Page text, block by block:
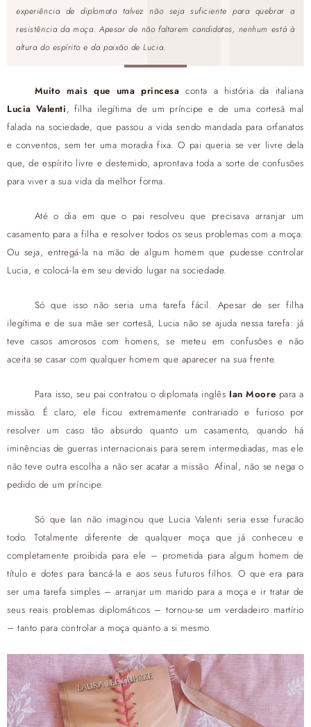
experiência de diplomata talvez não seja suficiente para quebrar a
resistência da moça. Apesar de não faltarem candidatos, nenhum está à
altura do espírito e da paixão de Lucia.
Muito mais que uma princesa conta a história da italiana
Lucia Valenti, filha ilegítima de um príncipe e de uma cortesã mal
falada na sociedade, que passou a vida sendo mandada para orfanatos
e conventos, sem ter uma moradia fixa. O pai queria se ver livre dela
que, de espírito livre e destemido, aprontava toda a sorte de confusões
para viver a sua vida da melhor forma.
Até o dia em que o pai resolveu que precisava arranjar um
casamento para a filha e resolver todos os seus problemas com a moça.
Ou seja, entregá-la na mão de algum homem que pudesse controlar
Lucia, e colocá-la em seu devido lugar na sociedade.
Só que isso não seria uma tarefa fácil. Apesar de ser filha
ilegítima e de sua mãe ser cortesã, Lucia não se ajuda nessa tarefa: já
teve casos amorosos com homens, se meteu em confusões e não
aceita se casar com qualquer homem que aparecer na sua frente.
Para isso, seu pai contratou o diplomata inglês Ian Moore para a
missão. É claro, ele ficou extremamente contrariado e furioso por
resolver um caso tão absurdo quanto um casamento, quando há
iminências de guerras internacionais para serem intermediadas, mas ele
não teve outra escolha a não ser acatar a missão. Afinal, não se nega o
pedido de um príncipe.
Só que Ian não imaginou que Lucia Valenti seria esse furacão
todo. Totalmente diferente de qualquer moça que já conheceu e
completamente proibida para ele – prometida para algum homem de
título e dotes para bancá-la e aos seus futuros filhos. O que era para
ser uma tarefa simples – arranjar um marido para a moça e ir tratar de
seus reais problemas diplomáticos – tornou-se um verdadeiro martírio
– tanto para controlar a moça quanto a si mesmo.